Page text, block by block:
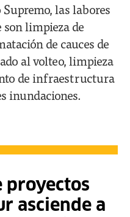
las labores
son limpieza de
de cauces de
al volteo, limpieza
de infraestructura
inundaciones.
proyectos
asciende a